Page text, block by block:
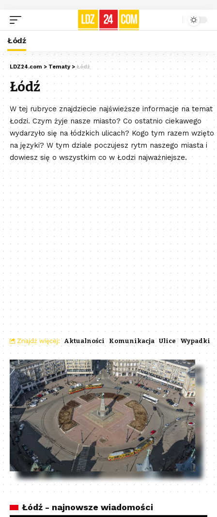
Łódź
LDZ24.com > Tematy > Łódź
Łódź
W tej rubryce znajdziecie najświeższe informacje na temat
Łodzi. Czym żyje nasze miasto? Co ostatnio ciekawego
wydarzyło się na łódzkich ulicach? Kogo tym razem wzięto
na języki? W tym dziale poczujesz rytm naszego miasta i
dowiesz się o wszystkim co w Łodzi najważniejsze.
Znajdź więcej: Aktualności Komunikacja Ulice Wypadki
Łódź - najnowsze wiadomości